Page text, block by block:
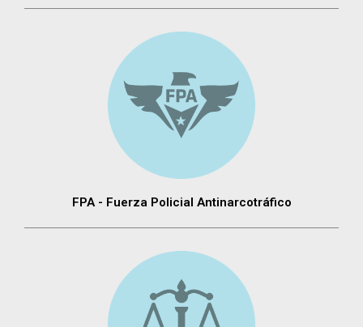
FPA - Fuerza Policial Antinarcotráfico